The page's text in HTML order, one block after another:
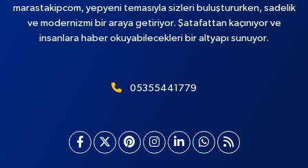
marastakipcom, yepyeni temasıyla sizleri buluştururken, sadelik
ve modernizmi bir araya getiriyor. Şatafattan kaçınıyor ve
insanlara haber okuyabilecekleri bir altyapı sunuyor.
05355441779